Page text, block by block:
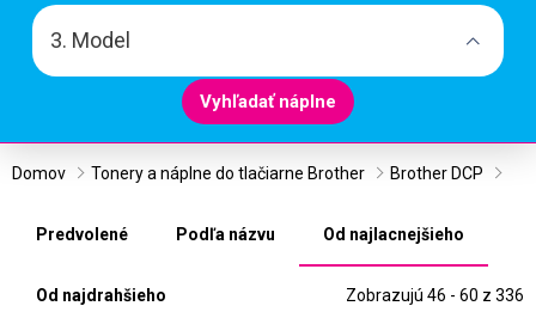
3. Model
Vyhľadať náplne
Domov Tonery a náplne do tlačiarne Brother Brother DCP
Predvolené Podľa názvu Od najlacnejšieho
Od najdrahšieho Zobrazujú 46 - 60 z 336